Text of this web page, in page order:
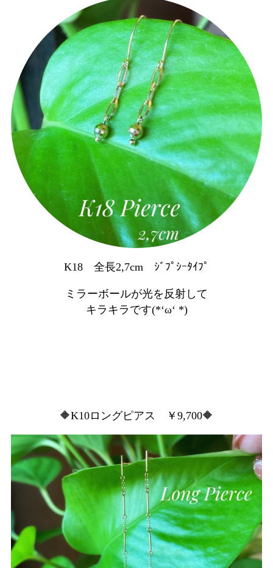
K18 全長2,7cm ｼﾞﾌﾟｼｰﾀｲﾌﾟ
ミラーボールが光を反射して
キラキラです(*‘ω‘ *)
🔶K10ロングピアス ￥9,700🔶